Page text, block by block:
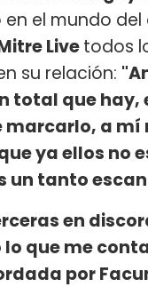
el mundo
Livetodos
su relación:
total que hay,
a mí
ya ellos no
un tanto
en
lo que me
por